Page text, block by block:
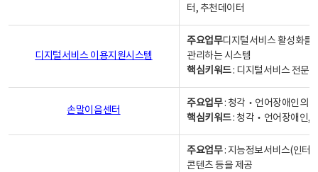
터, 추천데이터
디지털서비스 이용지원시스템
주요업무디지털서비스 활성화를
관리하는 시스템
핵심키워드: 디지털서비스 전문
손말이음센터
주요업무: 청각‧언어장애인의
핵심키워드: 청각‧언어장애인,
주요업무: 지능정보서비스(인터
콘텐츠 등을 제공